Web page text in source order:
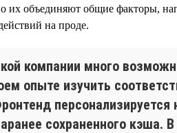
их объединяют общие факторы,
на проде.
компании много
опыте изучить
сохраненного кэша.